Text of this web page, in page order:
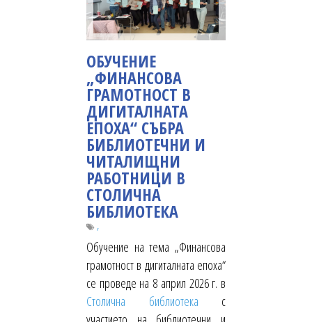
ОБУЧЕНИЕ
„ФИНАНСОВА
ГРАМОТНОСТ В
ДИГИТАЛНАТА
ЕПОХА“ СЪБРА
БИБЛИОТЕЧНИ И
ЧИТАЛИЩНИ
РАБОТНИЦИ В
СТОЛИЧНА
БИБЛИОТЕКА
,
Обучение на тема „Финансова
грамотност в дигиталната епоха“
се проведе на 8 април 2026 г. в
Столична библиотека с